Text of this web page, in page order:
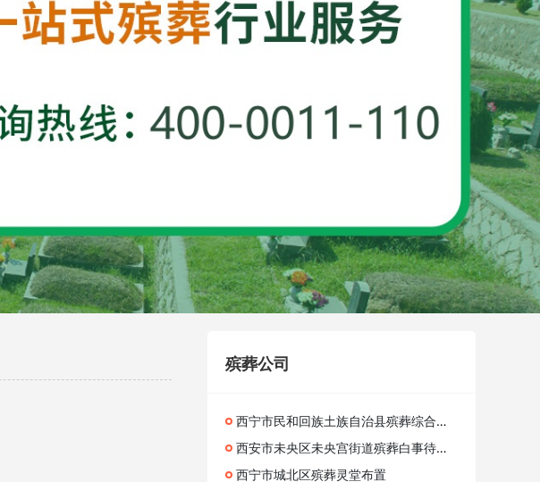
殡葬公司
西宁市民和回族土族自治县殡葬综合全套收费科普 丧葬全套一站式价格科普
西安市未央区未央宫街道殡葬白事待客流程咨询服务
西宁市城北区殡葬灵堂布置